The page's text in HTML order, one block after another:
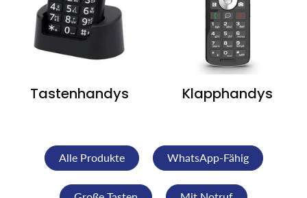
Tastenhandys Klapphandys
Alle Produkte WhatsApp-Fähig